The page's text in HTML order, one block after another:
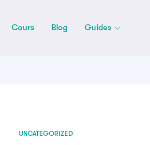
Cours Blog Guides
UNCATEGORIZED